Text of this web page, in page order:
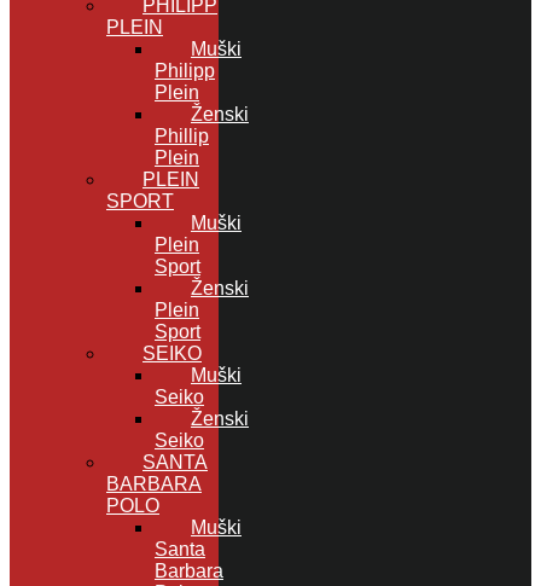
PHILIPP
PLEIN
Muški
Philipp
Plein
Ženski
Phillip
Plein
PLEIN
SPORT
Muški
Plein
Sport
Ženski
Plein
Sport
SEIKO
Muški
Seiko
Ženski
Seiko
SANTA
BARBARA
POLO
Muški
Santa
Barbara